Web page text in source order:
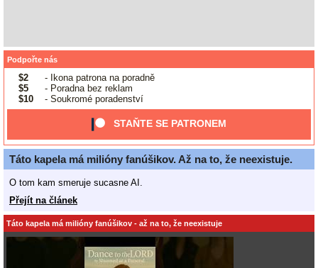
Podpořte nás
$2
- Ikona patrona na poradně
$5
- Poradna bez reklam
$10
- Soukromé poradenství
STAŇTE SE PATRONEM
Táto kapela má milióny fanúšikov. Až na to, že neexistuje.
O tom kam smeruje sucasne AI.
Přejít na článek
Táto kapela má milióny fanúšikov - až na to, že neexistuje